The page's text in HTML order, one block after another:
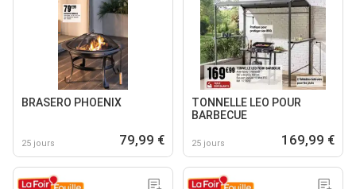
BRASERO PHOENIX
25 jours 79,99 €
TONNELLE LEO POUR
BARBECUE
25 jours 169,99 €